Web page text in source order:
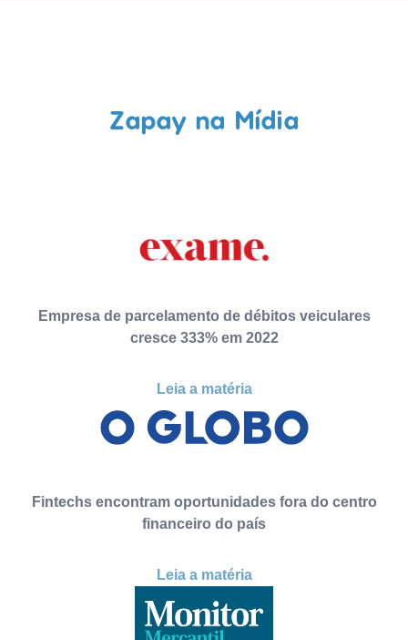
Zapay na Mídia
Empresa de parcelamento de débitos veiculares
cresce 333% em 2022
Leia a matéria
Fintechs encontram oportunidades fora do centro
financeiro do país
Leia a matéria